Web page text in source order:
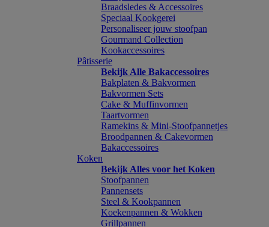
Braadsledes & Accessoires
Speciaal Kookgerei
Personaliseer jouw stoofpan
Gourmand Collection
Kookaccessoires
Pâtisserie
Bekijk Alle Bakaccessoires
Bakplaten & Bakvormen
Bakvormen Sets
Cake & Muffinvormen
Taartvormen
Ramekins & Mini-Stoofpannetjes
Broodpannen & Cakevormen
Bakaccessoires
Koken
Bekijk Alles voor het Koken
Stoofpannen
Pannensets
Steel & Kookpannen
Koekenpannen & Wokken
Grillpannen